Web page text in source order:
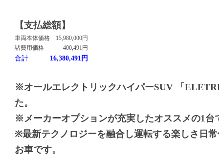
【支払総額】
車両本体価格
15,980,000円
諸費用価格
400,491円
合計 16,380,491円
※オールエレクトリックハイパーSUV 「
た。
※メーカーオプションが充実したオススメの1台
※最新テクノロジーを融合し運転する楽しさ日
お車です。